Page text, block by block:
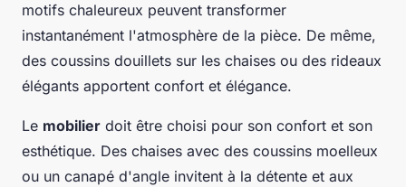
motifs chaleureux peuvent transformer
instantanément l'atmosphère de la pièce. De même,
des coussins douillets sur les chaises ou des rideaux
élégants apportent confort et élégance.
Le mobilier doit être choisi pour son confort et son
esthétique. Des chaises avec des coussins moelleux
ou un canapé d'angle invitent à la détente et aux